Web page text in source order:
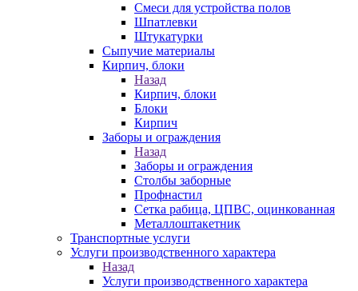
Смеси для устройства полов
Шпатлевки
Штукатурки
Сыпучие материалы
Кирпич, блоки
Назад
Кирпич, блоки
Блоки
Кирпич
Заборы и ограждения
Назад
Заборы и ограждения
Столбы заборные
Профнастил
Сетка рабица, ЦПВС, оцинкованная
Металлоштакетник
Транспортные услуги
Услуги производственного характера
Назад
Услуги производственного характера